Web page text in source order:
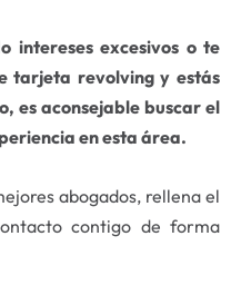
intereses excesivos o te
tarjeta revolving y estás
es aconsejable buscar el
en esta área.
abogados, rellena el
contigo de forma